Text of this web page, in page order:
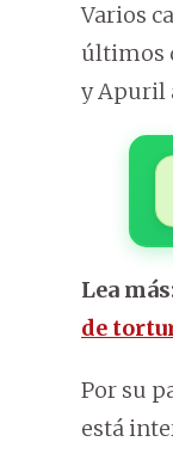
Varios
últimos
y Apuril
Lea
de
Por su
está